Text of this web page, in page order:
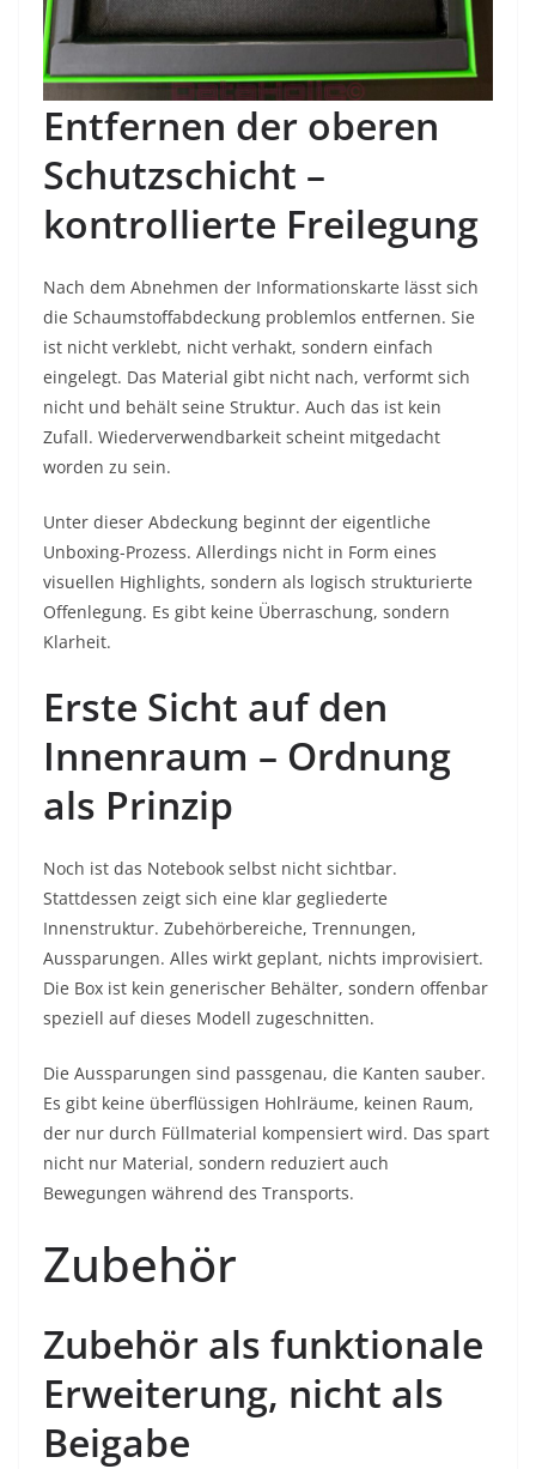
Entfernen der oberen
Schutzschicht –
kontrollierte Freilegung
Nach dem Abnehmen der Informationskarte lässt sich
die Schaumstoffabdeckung problemlos entfernen. Sie
ist nicht verklebt, nicht verhakt, sondern einfach
eingelegt. Das Material gibt nicht nach, verformt sich
nicht und behält seine Struktur. Auch das ist kein
Zufall. Wiederverwendbarkeit scheint mitgedacht
worden zu sein.
Unter dieser Abdeckung beginnt der eigentliche
Unboxing-Prozess. Allerdings nicht in Form eines
visuellen Highlights, sondern als logisch strukturierte
Offenlegung. Es gibt keine Überraschung, sondern
Klarheit.
Erste Sicht auf den
Innenraum – Ordnung
als Prinzip
Noch ist das Notebook selbst nicht sichtbar.
Stattdessen zeigt sich eine klar gegliederte
Innenstruktur. Zubehörbereiche, Trennungen,
Aussparungen. Alles wirkt geplant, nichts improvisiert.
Die Box ist kein generischer Behälter, sondern offenbar
speziell auf dieses Modell zugeschnitten.
Die Aussparungen sind passgenau, die Kanten sauber.
Es gibt keine überflüssigen Hohlräume, keinen Raum,
der nur durch Füllmaterial kompensiert wird. Das spart
nicht nur Material, sondern reduziert auch
Bewegungen während des Transports.
Zubehör
Zubehör als funktionale
Erweiterung, nicht als
Beigabe